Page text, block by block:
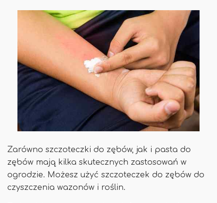
Zarówno szczoteczki do zębów, jak i pasta do
zębów mają kilka skutecznych zastosowań w
ogrodzie. Możesz użyć szczoteczek do zębów do
czyszczenia wazonów i roślin.